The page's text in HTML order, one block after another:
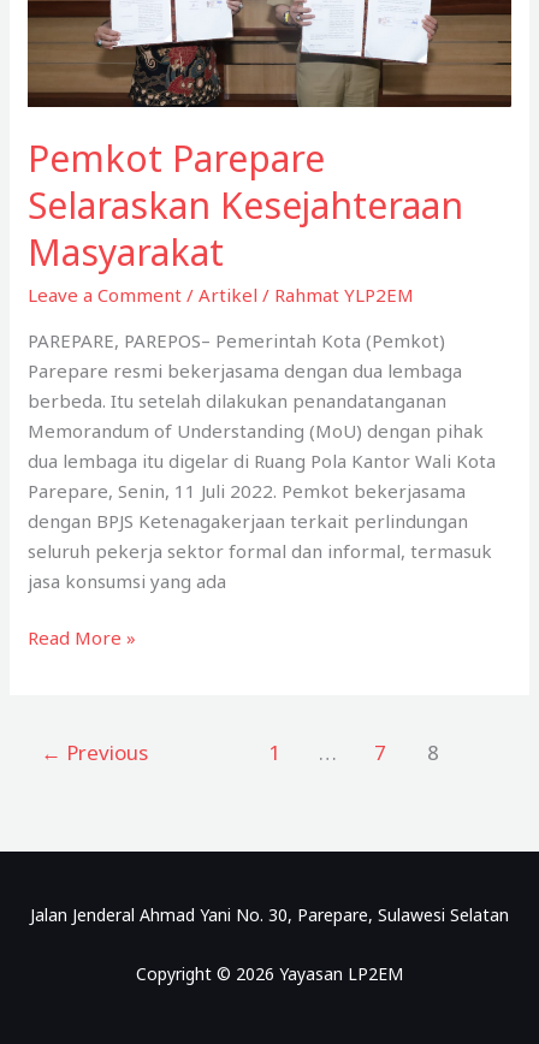
Pemkot Parepare
Selaraskan Kesejahteraan
Masyarakat
Leave a Comment /Artikel / Rahmat YLP2EM
PAREPARE, PAREPOS– Pemerintah Kota (Pemkot)
Parepare resmi bekerjasama dengan dua lembaga
berbeda. Itu setelah dilakukan penandatanganan
Memorandum of Understanding (MoU) dengan pihak
dua lembaga itu digelar di Ruang Pola Kantor Wali Kota
Parepare, Senin, 11 Juli 2022. Pemkot bekerjasama
dengan BPJS Ketenagakerjaan terkait perlindungan
seluruh pekerja sektor formal dan informal, termasuk
jasa konsumsi yang ada
Pemkot
Masyarakat
Read More »
← Previous 1 … 7 8
Jalan Jenderal Ahmad Yani No. 30, Parepare, Sulawesi Selatan
Copyright © 2026 Yayasan LP2EM